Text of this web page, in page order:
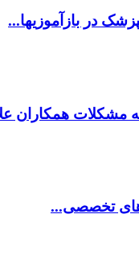
در بازآموزیها...
مشکلات همکاران
های تخصصی...